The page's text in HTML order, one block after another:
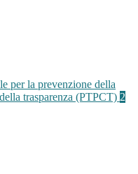
per la prevenzione della
trasparenza (PTPCT) 2